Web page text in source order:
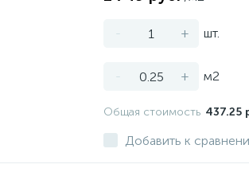
- + шт.
- + м2
Общая стоимость 437.25
Добавить к